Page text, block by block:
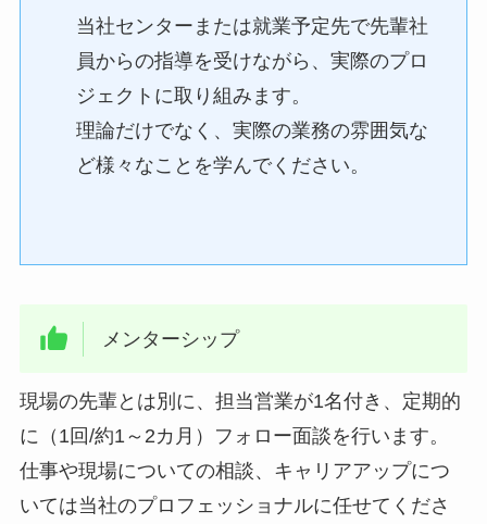
当社センターまたは就業予定先で先輩社
員からの指導を受けながら、実際のプロ
ジェクトに取り組みます。
理論だけでなく、実際の業務の雰囲気な
ど様々なことを学んでください。
メンターシップ
現場の先輩とは別に、担当営業が1名付き、定期的
に（1回/約1～2カ月）フォロー面談を行います。
仕事や現場についての相談、キャリアアップにつ
いては当社のプロフェッショナルに任せてくださ